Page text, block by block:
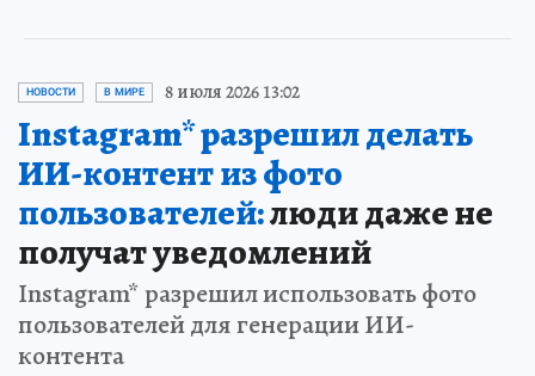
НОВОСТИ В МИРЕ 8 июля 2026 13:02
Instagram* разрешил делать
ИИ-контент из фото
пользователей:люди даже не
получат уведомлений
Instagram* разрешил использовать фото
пользователей для генерации ИИ-
контента